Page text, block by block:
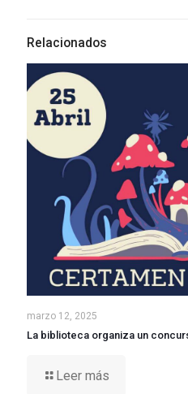
Relacionados
marzo 12, 2025
La biblioteca organiza un
Leer más